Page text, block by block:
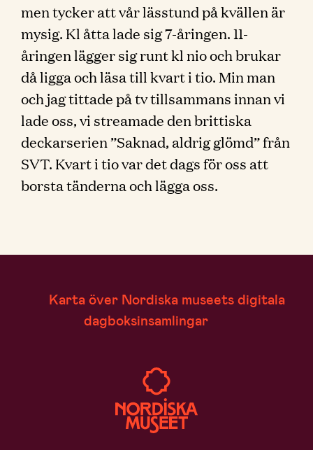
men tycker att vår lässtund på kvällen är
mysig. Kl åtta lade sig 7-åringen. 11-
åringen lägger sig runt kl nio och brukar
då ligga och läsa till kvart i tio. Min man
och jag tittade på tv tillsammans innan vi
lade oss, vi streamade den brittiska
deckarserien ”Saknad, aldrig glömd” från
SVT. Kvart i tio var det dags för oss att
borsta tänderna och lägga oss.
Karta över Nordiska museets digitala
dagboksinsamlingar